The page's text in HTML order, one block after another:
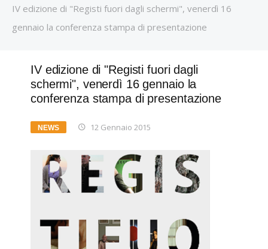
IV edizione di "Registi fuori dagli schermi", venerdì 16
gennaio la conferenza stampa di presentazione
IV edizione di "Registi fuori dagli
schermi", venerdì 16 gennaio la
conferenza stampa di presentazione
NEWS 12 Gennaio 2015